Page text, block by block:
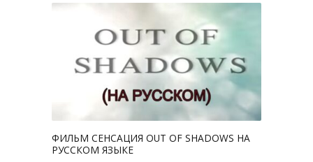
ФИЛЬМ СЕНСАЦИЯ OUT OF SHADOWS НА
РУССКОМ ЯЗЫКЕ